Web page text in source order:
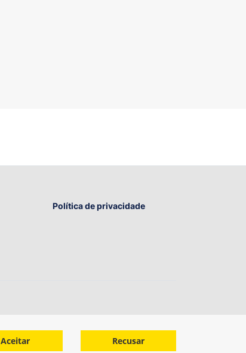
Política de privacidade
Aceitar Recusar